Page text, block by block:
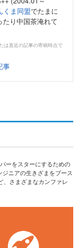
くま同盟でたまに
たり中国茶淹れて
は直近の記事の寄稿時点で
事
ーをスターにするための
ニアの生きざまをブース
、さまざまなカンファレ